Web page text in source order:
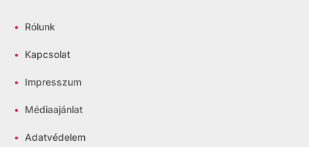
• Rólunk
• Kapcsolat
• Impresszum
• Médiaajánlat
• Adatvédelem